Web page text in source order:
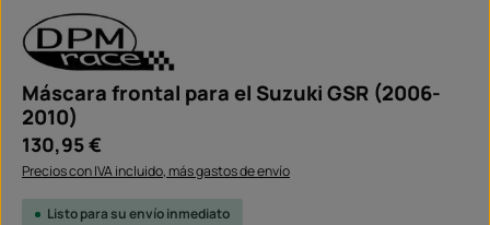
Máscara frontal para el Suzuki GSR (2006-
2010)
Precio normal:
130,95 €
Precios con IVA incluido, más gastos de envío
Listo para su envío inmediato